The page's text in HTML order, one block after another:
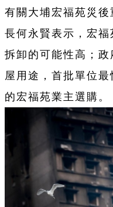
有關大埔宏福苑災
長何永賢表示，宏福
拆卸的可能性高；
屋用途，首批單位
的宏福苑業主選購。